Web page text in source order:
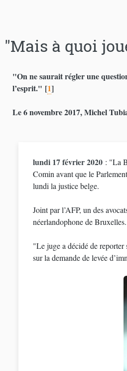
"Mais à quoi
"On ne saurait régler une
l’esprit." [1]
Le 6 novembre 2017, Michel
lundi 17 février 2020 : "La
Comin avant que le
lundi la justice belge.
Joint par l’AFP, un des
néerlandophone de Bruxelles.
"Le juge a décidé de reporter
sur la demande de levée